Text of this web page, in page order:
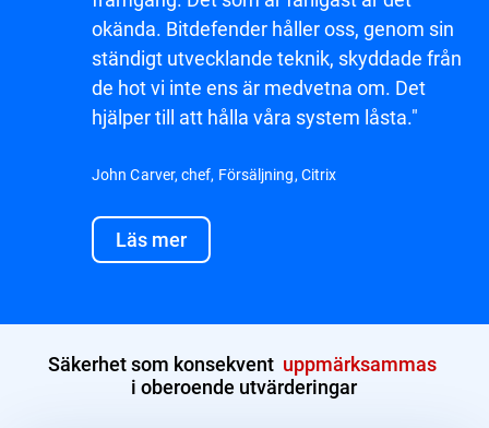
okända. Bitdefender håller oss, genom sin
ständigt utvecklande teknik, skyddade från
de hot vi inte ens är medvetna om. Det
hjälper till att hålla våra system låsta."
John Carver, chef, Försäljning, Citrix
Läs mer
Säkerhet som konsekvent uppmärksammas
i oberoende utvärderingar